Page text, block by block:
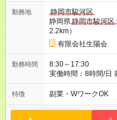
本採用時と同じです
雇用条件により法定
勤務地
静岡市駿河区
静岡県静岡市駿河区
2.2km）
有限会社生陽会
勤務時間
8:30～17:30
実働時間：8時間/
時間外ほぼなし
特徴 副業・WワークOK